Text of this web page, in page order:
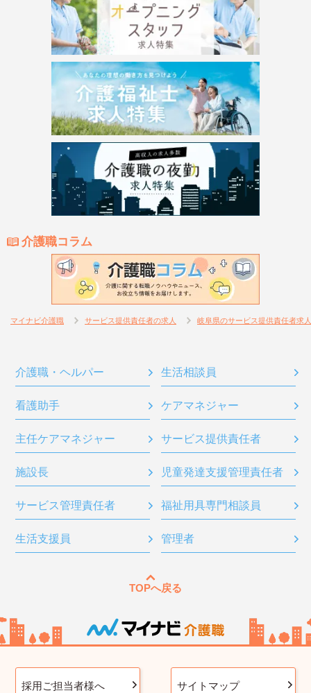
介護職コラム
マイナビ介護職 サービス提供責任者の求人 岐阜県のサービス提供責任者求人
介護職・ヘルパー 生活相談員
看護助手 ケアマネジャー
主任ケアマネジャー サービス提供責任者
施設長 児童発達支援管理責任者
サービス管理責任者 福祉用具専門相談員
生活支援員 管理者
TOPへ戻る
採用ご担当者様へ サイトマップ